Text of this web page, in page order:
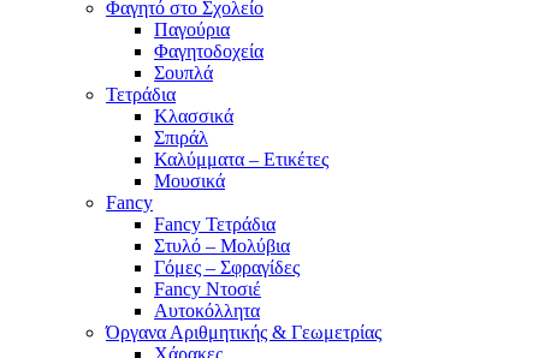
Φαγητό στο Σχολείο
Παγούρια
Φαγητοδοχεία
Σουπλά
Τετράδια
Κλασσικά
Σπιράλ
Καλύμματα – Ετικέτες
Μουσικά
Fancy
Fancy Τετράδια
Στυλό – Μολύβια
Γόμες – Σφραγίδες
Fancy Ντοσιέ
Αυτοκόλλητα
Όργανα Αριθμητικής & Γεωμετρίας